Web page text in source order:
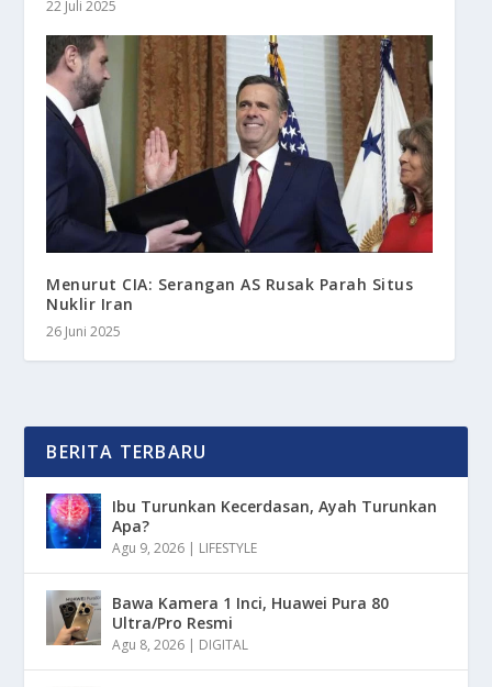
22 Juli 2025
Menurut CIA: Serangan AS Rusak Parah Situs
Nuklir Iran
26 Juni 2025
BERITA TERBARU
Ibu Turunkan Kecerdasan, Ayah Turunkan
Apa?
Agu 9, 2026 | LIFESTYLE
Bawa Kamera 1 Inci, Huawei Pura 80
Ultra/Pro Resmi
Agu 8, 2026 | DIGITAL